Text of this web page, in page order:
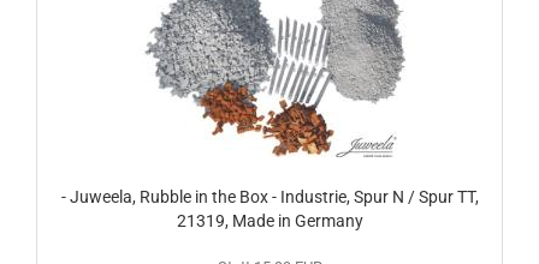
- Juweela, Rubble in the Box - Industrie, Spur N / Spur TT,
21319, Made in Germany